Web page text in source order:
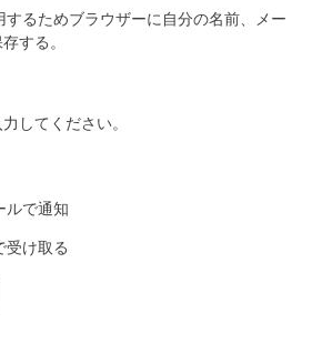
するためブラウザーに自分の名前、メー
する。
してください。
ルで通知
受け取る